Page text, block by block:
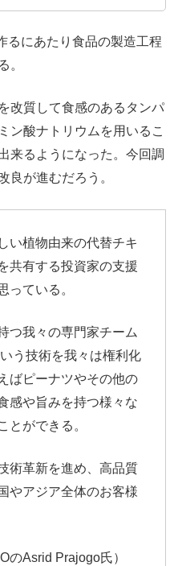
るにあたり食品の製造工程
。
改質して食感のあるタンパ
ン酸ナトリウムを用いるこ
来るようになった。今回調
良が進むだろう。
い植物由来の代替チキ
共有する投資家の支援
っている。
つ我々の専門家チーム
う技術を我々は権利化
ばピーナツやその他の
感や旨みを持つ様々な
とができる。
術革新を進め、高品質
やアジア全体のお客様
のAsrid Prajogo氏）